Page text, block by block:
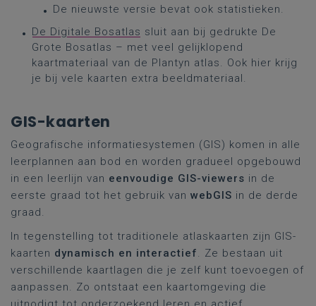
De nieuwste versie bevat ook statistieken.
De Digitale Bosatlas sluit aan bij gedrukte De
Grote Bosatlas – met veel gelijklopend
kaartmateriaal van de Plantyn atlas. Ook hier krijg
je bij vele kaarten extra beeldmateriaal.
GIS-kaarten
Geografische informatiesystemen (GIS) komen in alle
leerplannen aan bod en worden gradueel opgebouwd
in een leerlijn van eenvoudige GIS-viewers in de
eerste graad tot het gebruik van webGIS in de derde
graad.
In tegenstelling tot traditionele atlaskaarten zijn GIS-
kaarten dynamisch en interactief. Ze bestaan uit
verschillende kaartlagen die je zelf kunt toevoegen of
aanpassen. Zo ontstaat een kaartomgeving die